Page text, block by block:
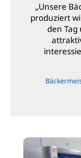
„Unsere
produziert
den